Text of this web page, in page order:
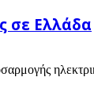
σε Ελλάδα